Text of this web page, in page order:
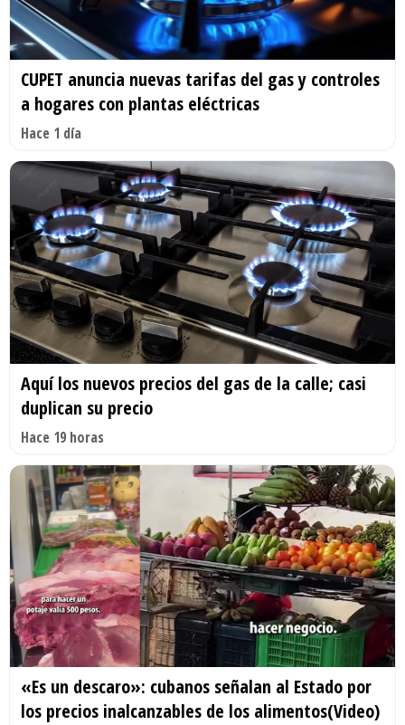
CUPET anuncia nuevas tarifas del gas y controles
a hogares con plantas eléctricas
Hace 1 día
Aquí los nuevos precios del gas de la calle; casi
duplican su precio
Hace 19 horas
«Es un descaro»: cubanos señalan al Estado por
los precios inalcanzables de los alimentos(Video)